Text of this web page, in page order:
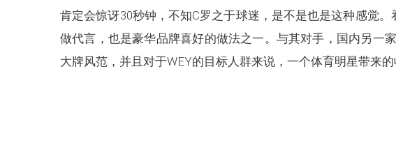
肯定会惊讶30秒钟，不知C罗之于球迷，是不是也是这种感觉
做代言，也是豪华品牌喜好的做法之一。与其对手，国内另一
大牌风范，并且对于WEY的目标人群来说，一个体育明星带来